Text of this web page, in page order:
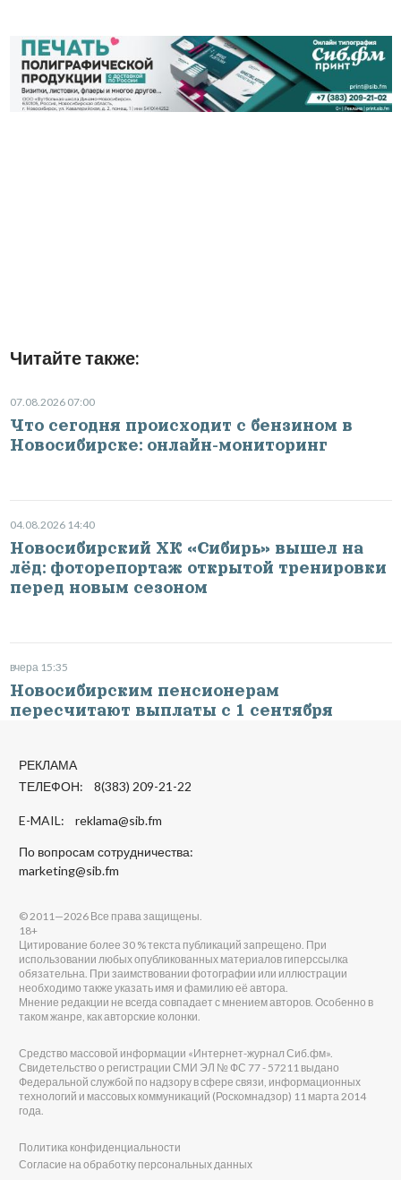
Читайте также:
07.08.2026 07:00
Что сегодня происходит с бензином в
Новосибирске: онлайн-мониторинг
04.08.2026 14:40
Новосибирский ХК «Сибирь» вышел на
лёд: фоторепортаж открытой тренировки
перед новым сезоном
вчера 15:35
Новосибирским пенсионерам
пересчитают выплаты с 1 сентября
РЕКЛАМА
ТЕЛЕФОН: 8(383) 209-21-22
E-MAIL: reklama@sib.fm
По вопросам сотрудничества:
marketing@sib.fm
© 2011—2026 Все права защищены.
18+
Цитирование более 30 % текста публикаций запрещено. При
использовании любых опубликованных материалов гиперссылка
обязательна. При заимствовании фотографии или иллюстрации
необходимо также указать имя и фамилию её автора.
Мнение редакции не всегда совпадает с мнением авторов. Особенно в
таком жанре, как авторские колонки.
Средство массовой информации «Интернет-журнал Сиб.фм».
Свидетельство о регистрации СМИ ЭЛ № ФС 77 - 57211 выдано
Федеральной службой по надзору в сфере связи, информационных
технологий и массовых коммуникаций (Роскомнадзор) 11 марта 2014
года.
Политика конфиденциальности
Согласие на обработку персональных данных